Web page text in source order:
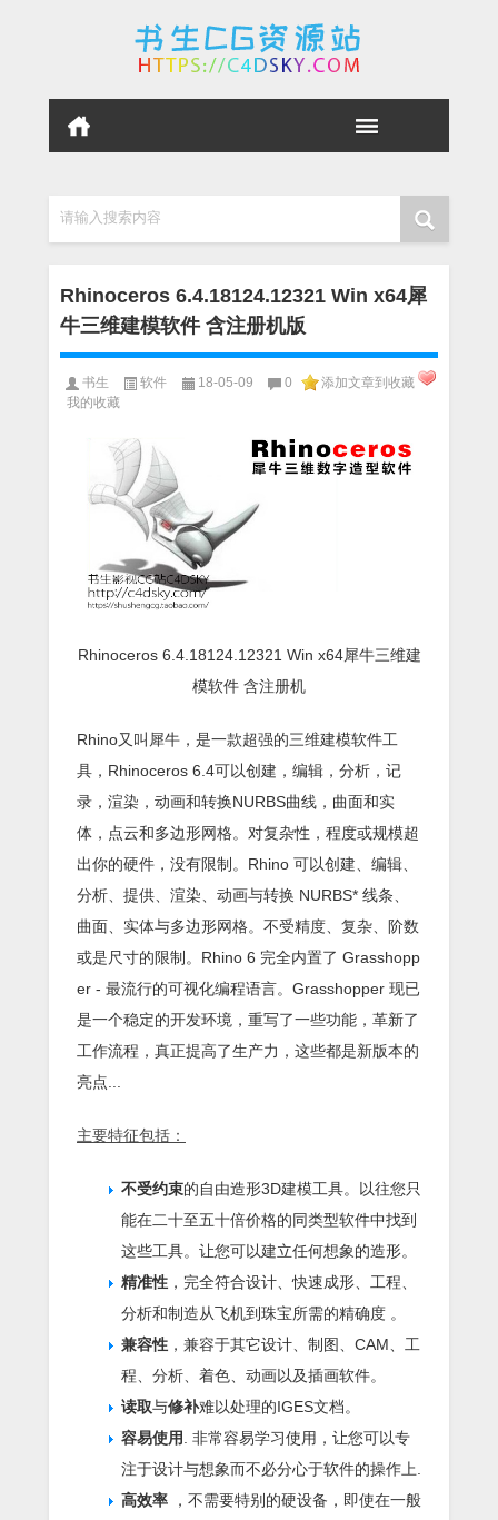
请输入搜索内容
Rhinoceros 6.4.18124.12321 Win x64犀
牛三维建模软件 含注册机版
书生 软件 18-05-09 0
添加文章到收藏
我的收藏
Rhinoceros 6.4.18124.12321 Win x64犀牛三维建
模软件 含注册机
Rhino又叫犀牛，是一款超强的三维建模软件工
具，Rhinoceros 6.4可以创建，编辑，分析，记
录，渲染，动画和转换NURBS曲线，曲面和实
体，点云和多边形网格。对复杂性，程度或规模超
出你的硬件，没有限制。Rhino 可以创建、编辑、
分析、提供、渲染、动画与转换 NURBS* 线条、
曲面、实体与多边形网格。不受精度、复杂、阶数
或是尺寸的限制。Rhino 6 完全内置了 Grasshopp
er - 最流行的可视化编程语言。Grasshopper 现已
是一个稳定的开发环境，重写了一些功能，革新了
工作流程，真正提高了生产力，这些都是新版本的
亮点...
主要特征包括：
不受约束的自由造形3D建模工具。以往您只
能在二十至五十倍价格的同类型软件中找到
这些工具。让您可以建立任何想象的造形。
精准性 ，完全符合设计、快速成形、工程、
分析和制造从飞机到珠宝所需的精确度 。
兼容性 ，兼容于其它设计、制图、CAM、工
程、分析、着色、动画以及插画软件。
读取与修补难以处理的IGES文档。
容易使用
. 非常容易学习使用，让您可以专
注于设计与想象而不必分心于软件的操作上.
高效率 ，不需要特别的硬设备，即使在一般